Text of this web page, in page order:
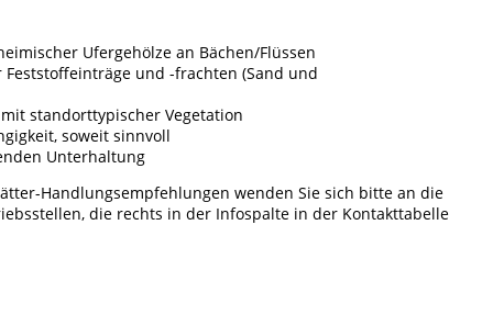
Ufergehölze an Bächen/Flüssen
und -frachten (Sand und
standorttypischer Vegetation
soweit sinnvoll
Unterhaltung
Handlungsempfehlungen wenden Sie sich bitte an die
die rechts in der Infospalte in der Kontakttabelle